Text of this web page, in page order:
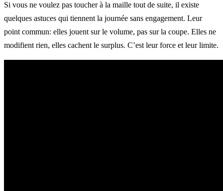
Si vous ne voulez pas toucher à la maille tout de suite, il existe
quelques astuces qui tiennent la journée sans engagement. Leur
point commun: elles jouent sur le volume, pas sur la coupe. Elles ne
modifient rien, elles cachent le surplus. C’est leur force et leur limite.